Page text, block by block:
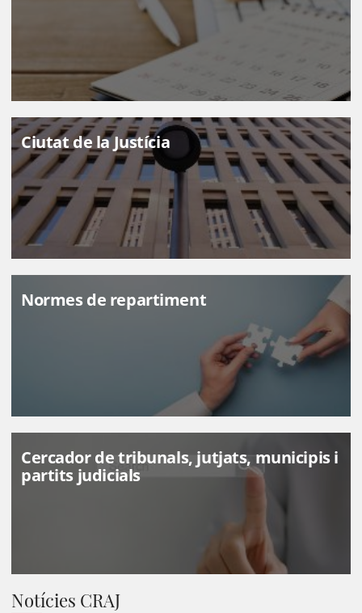
ILLUSTRE COL·LEGI DE L'ADVOCACIA DE BARCELONA
Comissió de Relacions amb
l'Administració i la Justícia (CRAJ)
Ciutat de la Justícia
Normes de repartiment
Cercador de tribunals, jutjats, municipis i
partits judicials
Notícies CRAJ